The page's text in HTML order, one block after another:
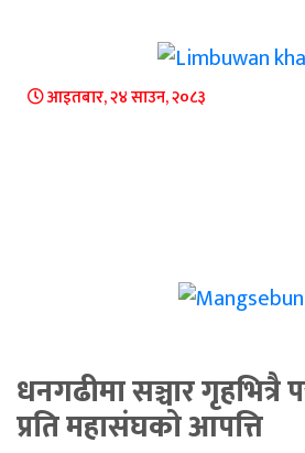
आइतबार, २४ साउन, २०८३
धनगढीमा सञ्चार गृहभित्रै
प्रति महासंघको आपत्ति